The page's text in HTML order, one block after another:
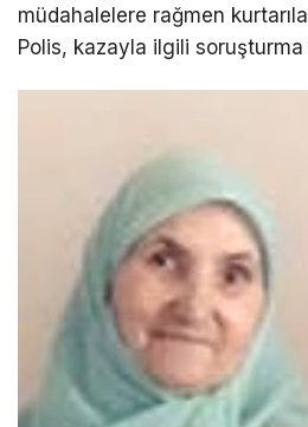
müdahalelere rağmen
Polis, kazayla ilgili soruşturma